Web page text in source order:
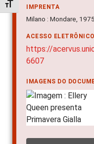
Alternar tamanho da fonte
IMPRENTA
Milano : Mondare, 1975
ACESSO
https://
6607
IMAGENS DO